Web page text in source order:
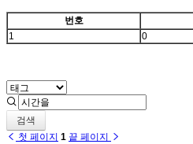
번호
1
0
검색
첫 페이지 1 끝 페이지